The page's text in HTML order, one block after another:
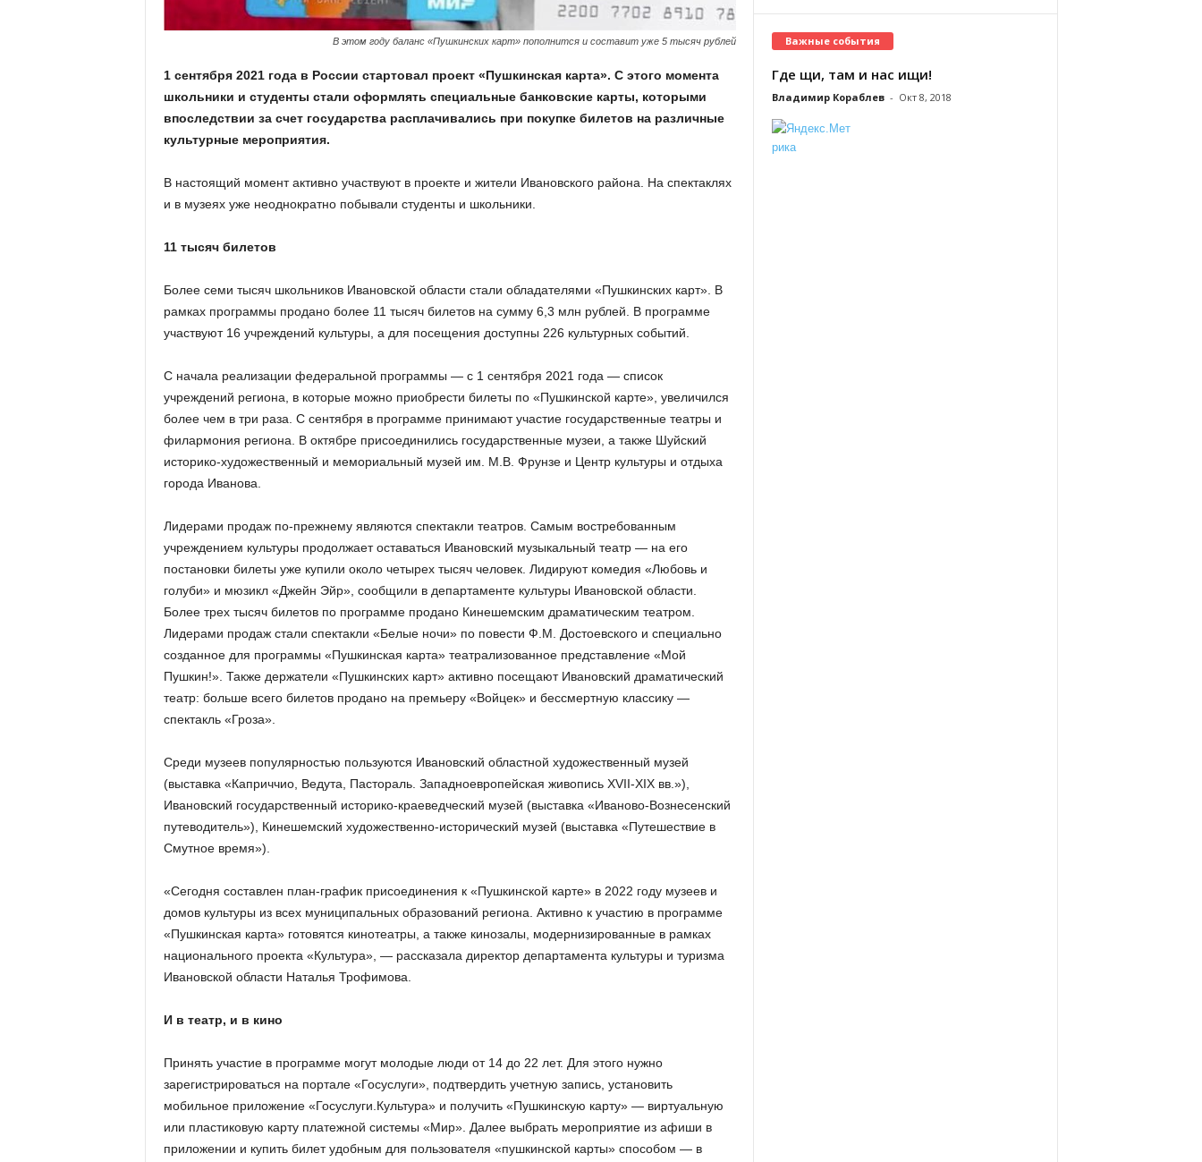
В этом году баланс «Пушкинских карт» пополнится и составит уже 5 тысяч рублей
1 сентября 2021 года в России стартовал проект «Пушкинская карта». С этого момента
школьники и студенты стали оформлять специальные банковские карты, которыми
впоследствии за счет государства расплачивались при покупке билетов на различные
культурные мероприятия.
В настоящий момент активно участвуют в проекте и жители Ивановского района. На спектаклях
и в музеях уже неоднократно побывали студенты и школьники.
11 тысяч билетов
Более семи тысяч школьников Ивановской области стали обладателями «Пушкинских карт». В
рамках программы продано более 11 тысяч билетов на сумму 6,3 млн рублей. В программе
участвуют 16 учреждений культуры, а для посещения доступны 226 культурных событий.
С начала реализации федеральной программы — с 1 сентября 2021 года — список
учреждений региона, в которые можно приобрести билеты по «Пушкинской карте», увеличился
более чем в три раза. С сентября в программе принимают участие государственные театры и
филармония региона. В октябре присоединились государственные музеи, а также Шуйский
историко-художественный и мемориальный музей им. М.В. Фрунзе и Центр культуры и отдыха
города Иванова.
Лидерами продаж по-прежнему являются спектакли театров. Самым востребованным
учреждением культуры продолжает оставаться Ивановский музыкальный театр — на его
постановки билеты уже купили около четырех тысяч человек. Лидируют комедия «Любовь и
голуби» и мюзикл «Джейн Эйр», сообщили в департаменте культуры Ивановской области.
Более трех тысяч билетов по программе продано Кинешемским драматическим театром.
Лидерами продаж стали спектакли «Белые ночи» по повести Ф.М. Достоевского и специально
созданное для программы «Пушкинская карта» театрализованное представление «Мой
Пушкин!». Также держатели «Пушкинских карт» активно посещают Ивановский драматический
театр: больше всего билетов продано на премьеру «Войцек» и бессмертную классику —
спектакль «Гроза».
Среди музеев популярностью пользуются Ивановский областной художественный музей
(выставка «Каприччио, Ведута, Пастораль. Западноевропейская живопись XVII-XIX вв.»),
Ивановский государственный историко-краеведческий музей (выставка «Иваново-Вознесенский
путеводитель»), Кинешемский художественно-исторический музей (выставка «Путешествие в
Смутное время»).
«Сегодня составлен план-график присоединения к «Пушкинской карте» в 2022 году музеев и
домов культуры из всех муниципальных образований региона. Активно к участию в программе
«Пушкинская карта» готовятся кинотеатры, а также кинозалы, модернизированные в рамках
национального проекта «Культура», — рассказала директор департамента культуры и туризма
Ивановской области Наталья Трофимова.
И в театр, и в кино
Принять участие в программе могут молодые люди от 14 до 22 лет. Для этого нужно
зарегистрироваться на портале «Госуслуги», подтвердить учетную запись, установить
мобильное приложение «Госуслуги.Культура» и получить «Пушкинскую карту» — виртуальную
или пластиковую карту платежной системы «Мир». Далее выбрать мероприятие из афиши в
приложении и купить билет удобным для пользователя «пушкинской карты» способом — в
Важные события
Где щи, там и нас ищи!
Владимир Кораблев - Окт 8, 2018